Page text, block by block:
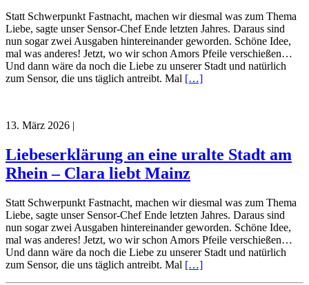
Statt Schwerpunkt Fastnacht, machen wir diesmal was zum Thema
Liebe, sagte unser Sensor-Chef Ende letzten Jahres. Daraus sind
nun sogar zwei Ausgaben hintereinander geworden. Schöne Idee,
mal was anderes! Jetzt, wo wir schon Amors Pfeile verschießen…
Und dann wäre da noch die Liebe zu unserer Stadt und natürlich
zum Sensor, die uns täglich antreibt. Mal […]
13. März 2026 |
Liebeserklärung an eine uralte Stadt am
Rhein – Clara liebt Mainz
Statt Schwerpunkt Fastnacht, machen wir diesmal was zum Thema
Liebe, sagte unser Sensor-Chef Ende letzten Jahres. Daraus sind
nun sogar zwei Ausgaben hintereinander geworden. Schöne Idee,
mal was anderes! Jetzt, wo wir schon Amors Pfeile verschießen…
Und dann wäre da noch die Liebe zu unserer Stadt und natürlich
zum Sensor, die uns täglich antreibt. Mal […]